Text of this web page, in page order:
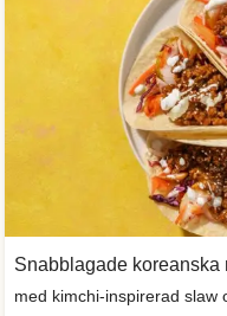
Snabblagade koreanska
med kimchi-inspirerad slaw